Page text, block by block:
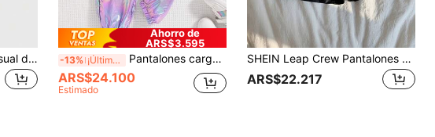
SHEIN Falda pantalón casual de unicolor para niña preadolescente, niña preadolescente
Ahorro de
ARS$3.595
-13% ¡Últimos 2 días Pantalones cargo de niña de moda y versátiles, con un tono púrpura vibrante, bolsillos con solapa, adecuados para la calle, festivales de música y desfiles de moda
ARS$24.100
Estimado
SHEIN Leap Crew Pantalones cortos para niña preadolescente en con cintura de bolsa de papel en color sólido para uso casual.
ARS$22.217